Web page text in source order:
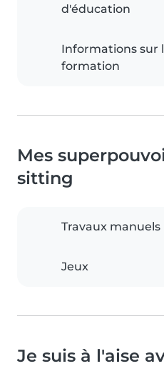
d'éducation
Informations sur
formation
Mes
sitting
Travaux manuels
Jeux
Je suis à l'aise